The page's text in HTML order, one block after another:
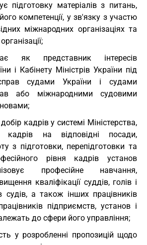
підготовку матеріалів з питань,
компетенції, у зв'язку з участю
міжнародних організаціях та
як представник інтересів
і Кабінету Міністрів України під
судами України і судами
або міжнародними судовими
кадрів у системі Міністерства,
на відповідні посади,
з підготовки, перепідготовки та
рівня кадрів установ
професійне навчання,
кваліфікації суддів, голів і
судів, а також інших працівників
підприємств, установ і
до сфери його управління;
у розробленні пропозицій щодо